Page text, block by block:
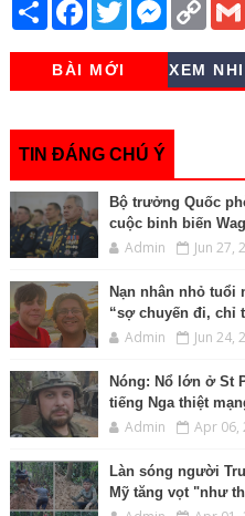
r
e
e
b
o
k
w
t
e
s
e
n
e
y
L
i
BÀI MỚI XEM
TIN ĐÁNG CHÚ Ý
Bộ trưởng Quốc
cuộc binh biến
Admin Jun 27,
Nạn nhân nhỏ tuổi
“sợ chuyến đi, chỉ
Admin Jun 24,
Nóng: Nổ lớn ở St
tiếng Nga thiệt
Admin Apr 06,
Làn sóng người
Mỹ tăng vọt "như